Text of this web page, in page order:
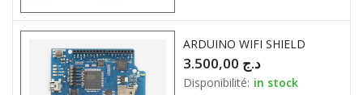
ARDUINO WIFI SHIELD
د.ج
Disponibilité: in stock